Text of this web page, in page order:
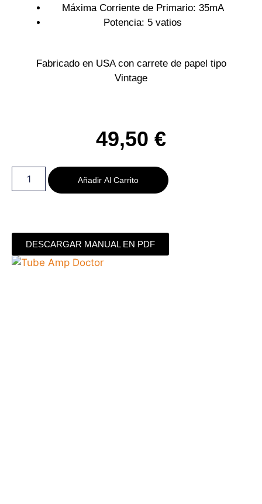
Máxima Corriente de Primario: 35mA
Potencia: 5 vatios
Fabricado en USA con carrete de papel tipo
Vintage
49,50 €
Añadir Al Carrito
DESCARGAR MANUAL EN PDF